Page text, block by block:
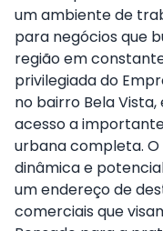
um ambiente de
para negócios que
região em
privilegiada do
no bairro Bela
acesso a
urbana completa.
dinâmica e
um endereço de
comerciais que